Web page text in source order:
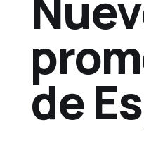
de